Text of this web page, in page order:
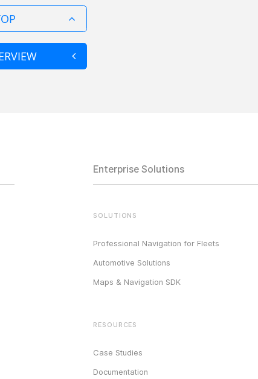
Enterprise Solutions
SOLUTIONS
Professional Navigation for Fleets
Automotive Solutions
Maps & Navigation SDK
RESOURCES
Case Studies
Documentation